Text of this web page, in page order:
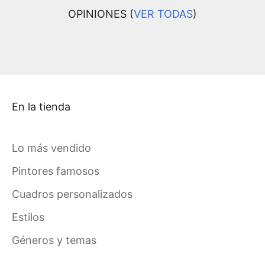
OPINIONES (VER TODAS)
En la tienda
Lo más vendido
Pintores famosos
Cuadros personalizados
Estilos
Géneros y temas